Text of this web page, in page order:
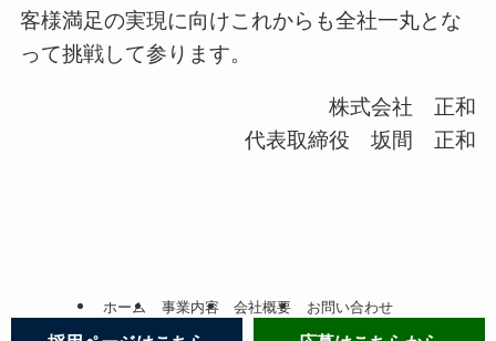
客様満足の実現に向けこれからも全社一丸とな
って挑戦して参ります。
株式会社 正和
代表取締役 坂間 正和
ホーム 事業内容 会社概要 お問い合わせ